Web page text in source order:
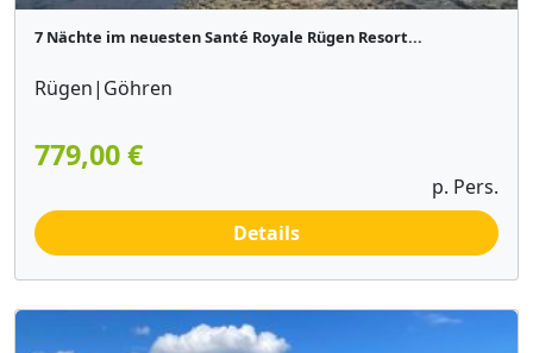
7 Nächte im neuesten Santé Royale Rügen Resort...
Rügen|Göhren
779,00 €
p. Pers.
Details